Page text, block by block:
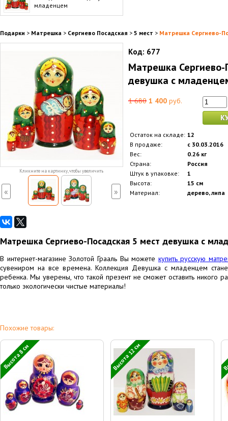
младенцем
Подарки > Матрешка > Сергиево Посадская > 5 мест > Матрешка Сергиево-
Кликните на картинку, чтобы увеличить
« »
Код: 677
Матрешка Сергиево-
девушка с
1 680 1 400 руб.
Остаток на складе: 12
В продаже:
с 30.03.2016
Вес:
0.26 кг
Страна:
Россия
Штук в упаковке:
1
Высота:
15 см
Материал:
дерево, липа
Матрешка Сергиево-Посадская 5 мест девушка с
В интернет-магазине Золотой Грааль Вы можете купить русскую
сувениром на все времена. Коллекция Девушка с младенцем
ребенка. Мы уверены, что такой презент не сможет оставить никого
только экологически чистые материалы!
Похожие товары:
Высота 8 см Высота 12 см